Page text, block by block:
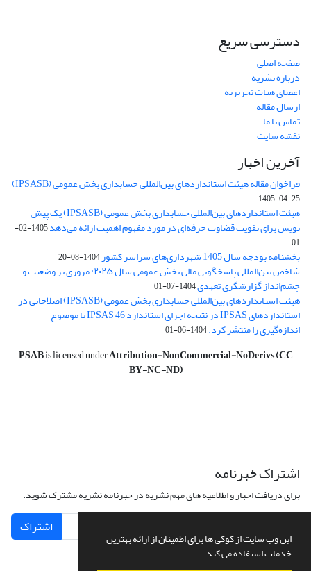
این وب سایت از کوکی ها برای اطمینان از ارائه بهترین
خدمات استفاده می کند.
دسترسی سریع
صفحه اصلی
درباره نشریه
اعضای هیات تحریریه
ارسال مقاله
تماس با ما
نقشه سایت
آخرین اخبار
فراخوان مقاله هیئت استانداردهای بین‌المللی حسابداری بخش عمومی (IPSASB)
1405-04-25
هیئت استانداردهای بین‌المللی حسابداری بخش عمومی (IPSASB) یک پیش
نویس برای تقویت قضاوت‌ حرفه‌ای در مورد مفهوم اهمیت ارائه می‌دهد
1405-02-
01
بخشنامه بودجه سال 1405 شهرداری‌های سراسر کشور 1404-08-20
شاخص بین‌المللی پاسخگویی مالی بخش عمومی سال ۲۰۲۵: مروری بر وضعیت و
چشم‌انداز گزارشگری تعهدی1404-07-01
هیئت استانداردهای بین‌المللی حسابداری بخش عمومی (IPSASB) اصلاحاتی در
استانداردهای IPSAS در نتیجه اجرای استاندارد IPSAS 46 با موضوع
اندازه‌گیری را منتشر کرد.1404-06-01
PSABis licensed underAttribution-NonCommercial-NoDerivs (CC
BY-NC-ND)
اشتراک خبرنامه
برای دریافت اخبار و اطلاعیه های مهم نشریه در خبرنامه نشریه مشترک شوید.
اشتراک